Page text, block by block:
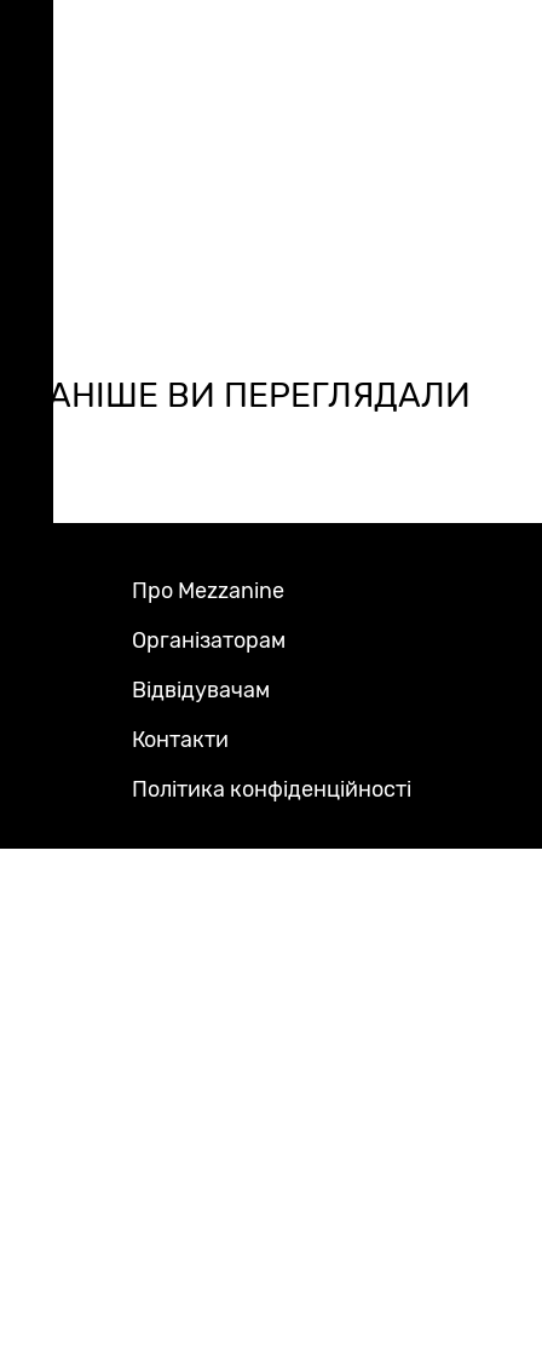
РАНІШЕ ВИ ПЕРЕГЛЯДАЛИ
Footer
Menu
Про Mezzanine
Організаторам
Відвідувачам
Контакти
Політика конфіденційності